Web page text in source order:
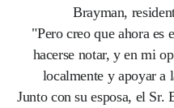
Brayman,
"Pero creo que ahora es
hacerse notar, y en mi
localmente y apoyar a
Junto con su esposa, el Sr.